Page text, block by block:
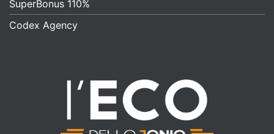
SuperBonus 110%
Codex Agency